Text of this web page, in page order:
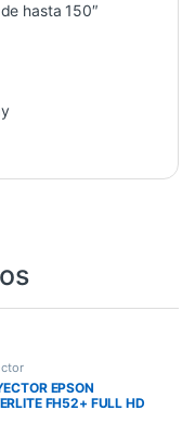
hasta 150″
EPSON
FH52+ FULL HD